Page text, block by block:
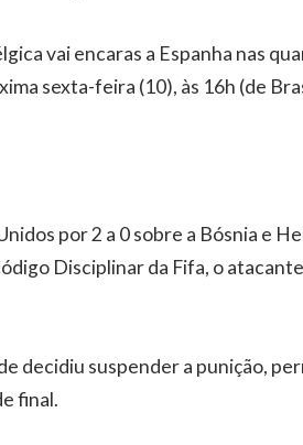
vai encaras a Espanha nas
sexta-feira (10), às 16h (de
por 2 a 0 sobre a Bósnia e
Disciplinar da Fifa, o
decidiu suspender a punição,
final.